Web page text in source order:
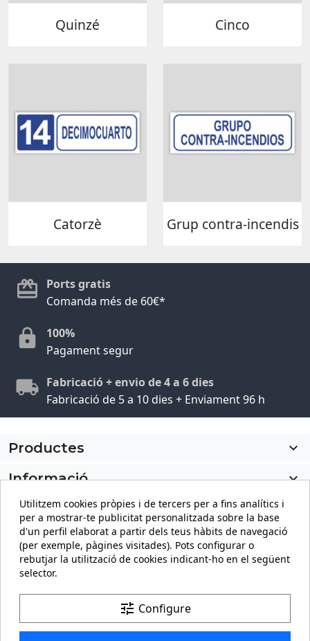
Quinzé Cinco
Catorzè Grup contra-incendis
Ports gratis
Comanda més de 60€*
100%
Pagament segur
Fabricació + envio de 4 a 6 dies
Fabricació de 5 a 10 dies + Enviament 96 h
Productes

Informació

El meu compte
Informació sobre la botiga
keyboard_arrow_down
Utilitzem cookies pròpies i de tercers per a fins analítics i
per a mostrar-te publicitat personalitzada sobre la base
d'un perfil elaborat a partir dels teus hàbits de navegació
(per exemple, pàgines visitades). Pots configurar o
rebutjar la utilització de cookies indicant-ho en el següent
selector.
tune Configure